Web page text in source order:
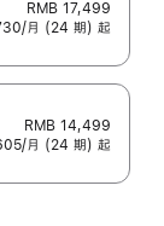
RMB 17,499
月 (24 期) 起
RMB 14,499
月 (24 期) 起